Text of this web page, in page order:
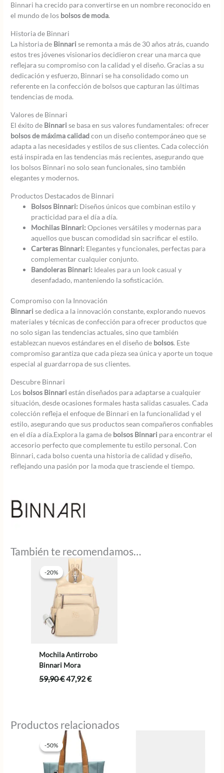
Binnari ha crecido para convertirse en un nombre reconocido en
el mundo de los bolsos de moda.
Historia de Binnari
La historia de Binnari se remonta a más de 30 años atrás, cuando
estos tres jóvenes visionarios decidieron crear una marca que
reflejara su compromiso con la calidad y el diseño. Gracias a su
dedicación y esfuerzo, Binnari se ha consolidado como un
referente en la confección de bolsos que capturan las últimas
tendencias de moda.
Valores de Binnari
El éxito de Binnari se basa en sus valores fundamentales: ofrecer
bolsos de máxima calidadcon un diseño contemporáneo que se
adapta a las necesidades y estilos de sus clientes. Cada colección
está inspirada en las tendencias más recientes, asegurando que
los bolsos Binnari no solo sean funcionales, sino también
elegantes y modernos.
Productos Destacados de Binnari
Bolsos Binnari: Diseños únicos que combinan estilo y
practicidad para el día a día.
Mochilas Binnari: Opciones versátiles y modernas para
aquellos que buscan comodidad sin sacrificar el estilo.
Carteras Binnari: Elegantes y funcionales, perfectas para
complementar cualquier conjunto.
Bandoleras Binnari: Ideales para un look casual y
desenfadado, manteniendo la sofisticación.
Compromiso con la Innovación
Binnari se dedica a la innovación constante, explorando nuevos
materiales y técnicas de confección para ofrecer productos que
no solo sigan las tendencias actuales, sino que también
establezcan nuevos estándares en el diseño de bolsos. Este
compromiso garantiza que cada pieza sea única y aporte un toque
especial al guardarropa de sus clientes.
Descubre Binnari
Los bolsos Binnari están diseñados para adaptarse a cualquier
situación, desde ocasiones formales hasta salidas casuales. Cada
colección refleja el enfoque de Binnari en la funcionalidad y el
estilo, asegurando que sus productos sean compañeros confiables
en el día a día.Explora la gama de bolsos Binnari para encontrar el
accesorio perfecto que complemente tu estilo personal. Con
Binnari, cada bolso cuenta una historia de calidad y diseño,
reflejando una pasión por la moda que trasciende el tiempo.
También te recomendamos…
-20%
-20%
Mochila Antirrobo
Binnari Mora
59,90€El
47,92€El
Productos relacionados
-50%
-50%